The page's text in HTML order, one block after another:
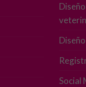
Social